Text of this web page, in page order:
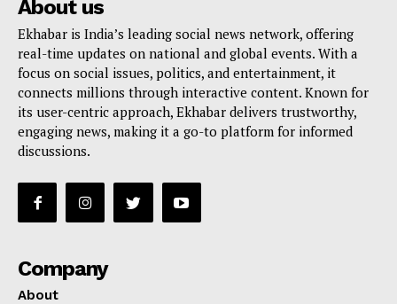
About us
Ekhabar is India’s leading social news network, offering
real-time updates on national and global events. With a
focus on social issues, politics, and entertainment, it
connects millions through interactive content. Known for
its user-centric approach, Ekhabar delivers trustworthy,
engaging news, making it a go-to platform for informed
discussions.
Company
About